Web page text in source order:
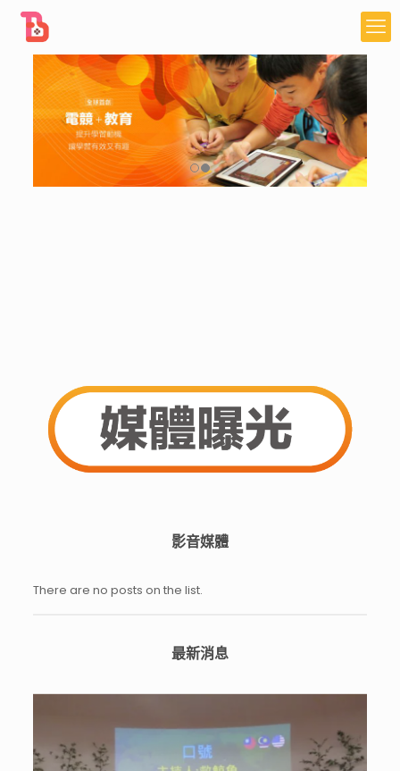
影音媒體
There are no posts on the list.
最新消息